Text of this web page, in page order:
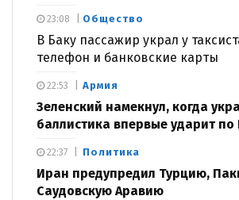
Общество
В Баку пассажир украл у
телефон и банковские карты
23:08
Армия
Зеленский намекнул, когда
баллистика впервые ударит по
22:53
Политика
Иран предупредил Турцию,
Саудовскую Аравию
22:37